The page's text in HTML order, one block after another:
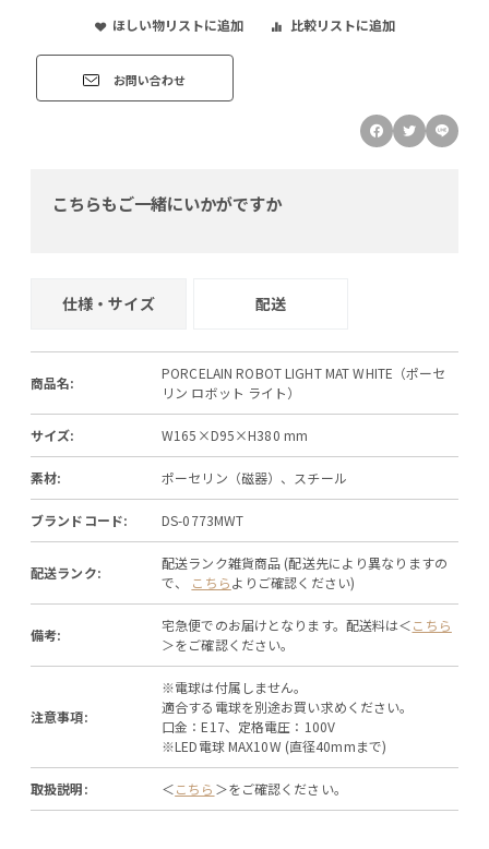
ほしい物リストに追加 比較リストに追加
お問い合わせ
こちらもご一緒にいかがですか
仕様・サイズ 配送
商品名:
PORCELAIN ROBOT LIGHT MAT WHITE（ポーセ
リン ロボット ライト）
サイズ: W165×D95×H380 mm
素材: ポーセリン（磁器）、スチール
ブランドコード: DS-0773MWT
配送ランク:
配送ランク雑貨商品 (配送先により異なりますの
で、 こちらよりご確認ください)
備考:
宅急便でのお届けとなります。配送料は＜こちら
＞をご確認ください。
注意事項:
※電球は付属しません。
適合する電球を別途お買い求めください。
口金：E17、定格電圧：100V
※LED電球 MAX10W (直径40mmまで)
取扱説明: ＜こちら ＞をご確認ください。